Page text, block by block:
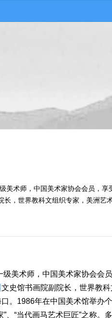
美术师，中国美术家协会会员，享
，世界教科文组织专家，美洲艺
美术师，中国美术家协会会
文史馆书画院副院长，世界教
。1986年在中国美术馆举办
、“当代画马艺术巨匠”之称。